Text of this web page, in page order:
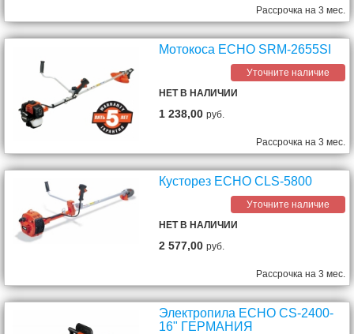
Рассрочка на 3 мес.
Мотокоса ECHO SRM-2655SI
Уточните наличие
НЕТ В НАЛИЧИИ
1 238,00руб.
Рассрочка на 3 мес.
Кусторез ECHO CLS-5800
Уточните наличие
НЕТ В НАЛИЧИИ
2 577,00руб.
Рассрочка на 3 мес.
Электропила ECHO CS-2400-
16" ГЕРМАНИЯ